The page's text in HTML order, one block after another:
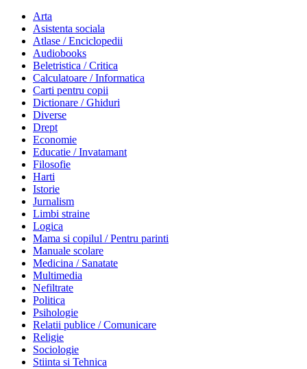
Arta
Asistenta sociala
Atlase / Enciclopedii
Audiobooks
Beletristica / Critica
Calculatoare / Informatica
Carti pentru copii
Dictionare / Ghiduri
Diverse
Drept
Economie
Educatie / Invatamant
Filosofie
Harti
Istorie
Jurnalism
Limbi straine
Logica
Mama si copilul / Pentru parinti
Manuale scolare
Medicina / Sanatate
Multimedia
Nefiltrate
Politica
Psihologie
Relatii publice / Comunicare
Religie
Sociologie
Stiinta si Tehnica